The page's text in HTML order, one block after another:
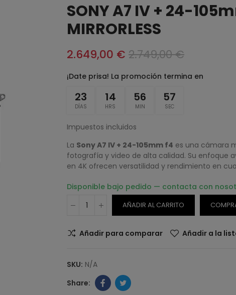
SONY A7 IV + 24-
MIRRORLESS
2.649,00 € 2.749,00 €
¡Date prisa! La promoción termina en
23
DÍAS
14
HRS
56
MIN
57
SEC
Impuestos incluidos
La Sony A7 IV + 24-105mm f4 es una cámara
fotografía y video de alta calidad. Su enfoque
en 4K ofrecen versatilidad y rendimiento en
Disponible bajo pedido — contacta con
AÑADIR AL CARRITO
Añadir para comparar Añadir a la
SKU: N/A